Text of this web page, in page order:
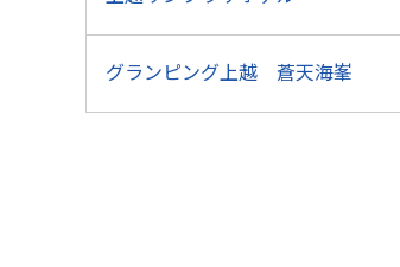
グランピング上越 蒼天海峯